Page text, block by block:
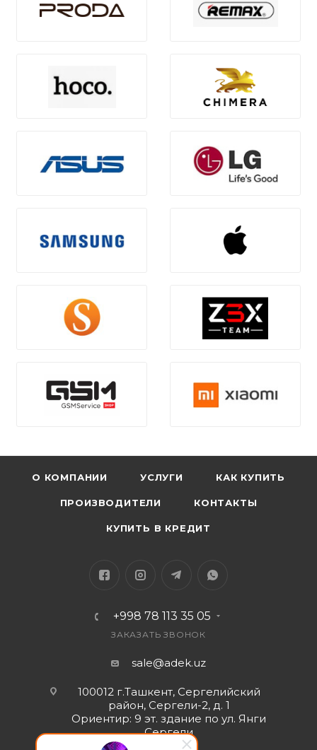
О КОМПАНИИ УСЛУГИ КАК КУПИТЬ
ПРОИЗВОДИТЕЛИ КОНТАКТЫ
КУПИТЬ В КРЕДИТ
+998 78 113 35 05
ЗАКАЗАТЬ ЗВОНОК
sale@adek.uz
100012 г.Ташкент, Сергелийский
район, Сергели-2, д. 1
Ориентир: 9 эт. здание по ул. Янги
Сергели